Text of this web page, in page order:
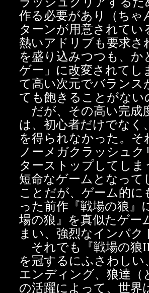
作る必要があり（ちゃ
ターンが用意されてい
熱いアドリブも要求さ
を盛り込みつつも、か
ゲー」に改変されてし
て高い次元でバラン
ても飽きることがない
だが、その高い完成
は、初心者だけでなく
を得られなかった。
ノーメガクラッシュ
ターストップしてし
短命なゲームとなっ
ことだが、ゲーム的
った前作『戦場の狼』
場の狼』を真似たゲー
まい、強烈なインパ
それでも『戦場の狼
を冠するにふさわし
エンディング、狼達（
の活躍によって、世界